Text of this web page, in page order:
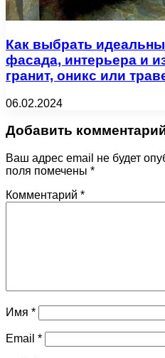
Как выбрать
фасада, интерьера и
гранит, оникс или
06.02.2024
Добавить
Ваш адрес email не будет
поля помечены *
Комментарий *
Имя *
Email *